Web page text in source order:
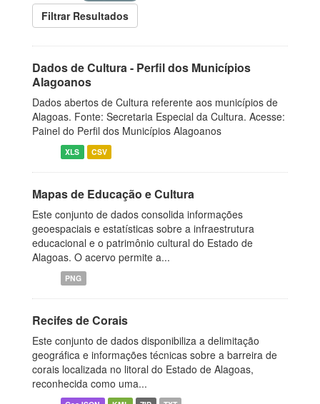
Filtrar Resultados
Dados de Cultura - Perfil dos Municípios
Alagoanos
Dados abertos de Cultura referente aos municípios de
Alagoas. Fonte: Secretaria Especial da Cultura. Acesse:
Painel do Perfil dos Municípios Alagoanos
XLS CSV
Mapas de Educação e Cultura
Este conjunto de dados consolida informações
geoespaciais e estatísticas sobre a infraestrutura
educacional e o patrimônio cultural do Estado de
Alagoas. O acervo permite a...
PNG
Recifes de Corais
Este conjunto de dados disponibiliza a delimitação
geográfica e informações técnicas sobre a barreira de
corais localizada no litoral do Estado de Alagoas,
reconhecida como uma...